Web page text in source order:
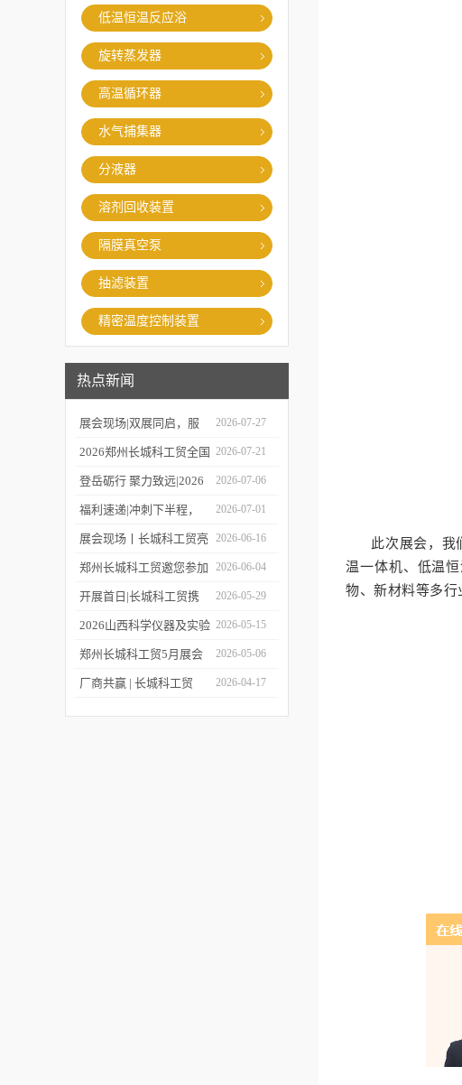
低温恒温反应浴
旋转蒸发器
高温循环器
水气捕集器
分液器
溶剂回收装置
隔膜真空泵
抽滤装置
精密温度控制装置
热点新闻
展会现场|双展同启，服
务在线，郑州长城科工贸
同步亮相学术盛会与校园
展！
2026-07-27
2026郑州长城科工贸全国
巡保活动开启预约！
2026-07-21
登岳砺行 聚力致远|2026
年度上半年业务经理总结
会圆满举行！
2026-07-06
福利速递|冲刺下半程，
福利再加码，HWCL 系列
活动延期，赠券福利同步
上线！
2026-07-01
展会现场丨长城科工贸亮
相第19届世界制药机械、
包装设备与材料中国展
2026-06-16
郑州长城科工贸邀您参加
第二十四届世界制药原料
中国展（CPHI China
2026）!
2026-06-04
开展首日|长城科工贸携
品质实验室设备亮相
CISILE 2026
2026-05-29
2026山西科学仪器及实验
室装备展览会今日开幕！
2026-05-15
郑州长城科工贸5月展会
行程抢先看！
2026-05-06
厂商共赢 | 长城科工贸 2026-04-17
此次展会，我
温一体机、低温
物、新材料等多行